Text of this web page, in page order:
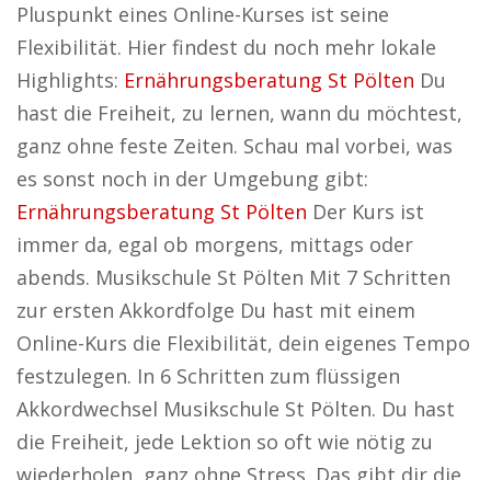
Pluspunkt eines Online-Kurses ist seine
Flexibilität. Hier findest du noch mehr lokale
Highlights: Ernährungsberatung St Pölten Du
hast die Freiheit, zu lernen, wann du möchtest,
ganz ohne feste Zeiten. Schau mal vorbei, was
es sonst noch in der Umgebung gibt:
Ernährungsberatung St Pölten Der Kurs ist
immer da, egal ob morgens, mittags oder
abends. Musikschule St Pölten Mit 7 Schritten
zur ersten Akkordfolge Du hast mit einem
Online-Kurs die Flexibilität, dein eigenes Tempo
festzulegen. In 6 Schritten zum flüssigen
Akkordwechsel Musikschule St Pölten. Du hast
die Freiheit, jede Lektion so oft wie nötig zu
wiederholen, ganz ohne Stress. Das gibt dir die